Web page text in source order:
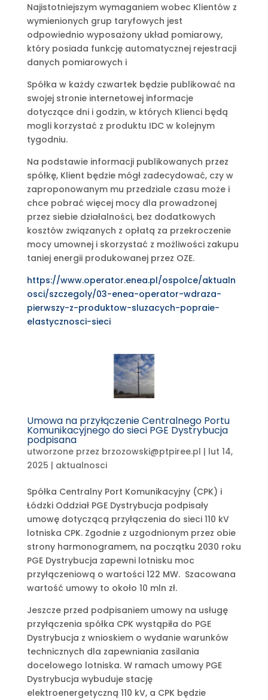
Najistotniejszym wymaganiem wobec Klientów z
wymienionych grup taryfowych jest
odpowiednio wyposażony układ pomiarowy,
który posiada funkcję automatycznej rejestracji
danych pomiarowych i
Spółka w każdy czwartek będzie publikować na
swojej stronie internetowej informacje
dotyczące dni i godzin, w których Klienci będą
mogli korzystać z produktu IDC w kolejnym
tygodniu.
Na podstawie informacji publikowanych przez
spółkę, Klient będzie mógł zadecydować, czy w
zaproponowanym mu przedziale czasu może i
chce pobrać więcej mocy dla prowadzonej
przez siebie działalności, bez dodatkowych
kosztów związanych z opłatą za przekroczenie
mocy umownej i skorzystać z możliwości zakupu
taniej energii produkowanej przez OZE.
https://www.operator.enea.pl/ospolce/aktualn
osci/szczegoly/03-enea-operator-wdraza-
pierwszy-z-produktow-sluzacych-popraie-
elastycznosci-sieci
Umowa na przyłączenie Centralnego Portu
Komunikacyjnego do sieci PGE Dystrybucja
podpisana
utworzone przez brzozowski@ptpiree.pl | lut 14,
2025 | aktualnosci
Spółka Centralny Port Komunikacyjny (CPK) i
Łódzki Oddział PGE Dystrybucja podpisały
umowę dotyczącą przyłączenia do sieci 110 kV
lotniska CPK. Zgodnie z uzgodnionym przez obie
strony harmonogramem, na początku 2030 roku
PGE Dystrybucja zapewni lotnisku moc
przyłączeniową o wartości 122 MW. Szacowana
wartość umowy to około 10 mln zł.
Jeszcze przed podpisaniem umowy na usługę
przyłączenia spółka CPK wystąpiła do PGE
Dystrybucja z wnioskiem o wydanie warunków
technicznych dla zapewniania zasilania
docelowego lotniska. W ramach umowy PGE
Dystrybucja wybuduje stację
elektroenergetyczną 110 kV, a CPK będzie